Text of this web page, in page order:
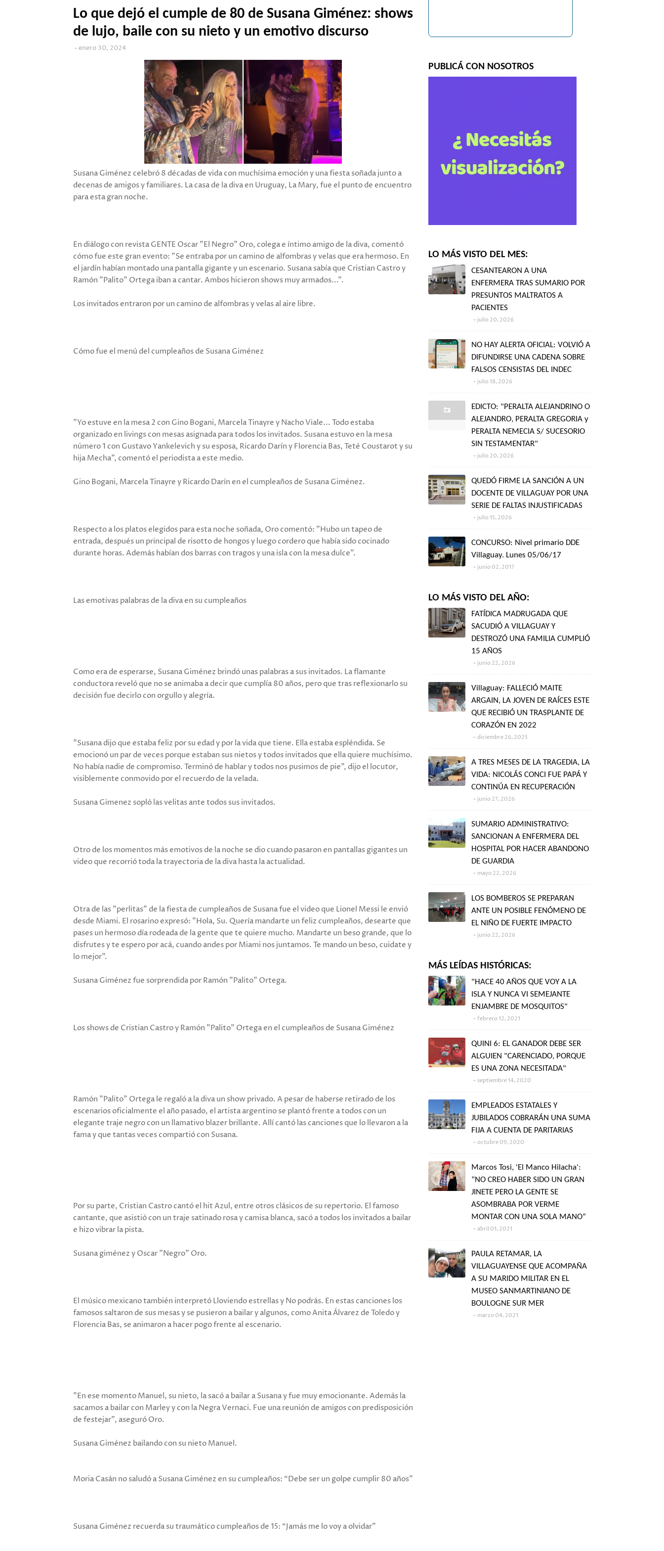
Lo que dejó el cumple de 80 de Susana Giménez: shows
de lujo, baile con su nieto y un emotivo discurso
enero 30, 2024
Susana Giménez celebró 8 décadas de vida con muchísima emoción y una fiesta soñada junto a
decenas de amigos y familiares. La casa de la diva en Uruguay, La Mary, fue el punto de encuentro
para esta gran noche.
En diálogo con revista GENTE Oscar "El Negro" Oro, colega e íntimo amigo de la diva, comentó
cómo fue este gran evento: "Se entraba por un camino de alfombras y velas que era hermoso. En
el jardín habían montado una pantalla gigante y un escenario. Susana sabía que Cristian Castro y
Ramón "Palito" Ortega iban a cantar. Ambos hicieron shows muy armados...".
Los invitados entraron por un camino de alfombras y velas al aire libre.
Cómo fue el menú del cumpleaños de Susana Giménez
"Yo estuve en la mesa 2 con Gino Bogani, Marcela Tinayre y Nacho Viale... Todo estaba
organizado en livings con mesas asignada para todos los invitados. Susana estuvo en la mesa
número 1 con Gustavo Yankelevich y su esposa, Ricardo Darín y Florencia Bas, Teté Coustarot y su
hija Mecha", comentó el periodista a este medio.
Gino Bogani, Marcela Tinayre y Ricardo Darín en el cumpleaños de Susana Giménez.
Respecto a los platos elegidos para esta noche soñada, Oro comentó: "Hubo un tapeo de
entrada, después un principal de risotto de hongos y luego cordero que había sido cocinado
durante horas. Además habían dos barras con tragos y una isla con la mesa dulce".
Las emotivas palabras de la diva en su cumpleaños
Como era de esperarse, Susana Giménez brindó unas palabras a sus invitados. La flamante
conductora reveló que no se animaba a decir que cumplía 80 años, pero que tras reflexionarlo su
decisión fue decirlo con orgullo y alegría.
"Susana dijo que estaba feliz por su edad y por la vida que tiene. Ella estaba espléndida. Se
emocionó un par de veces porque estaban sus nietos y todos invitados que ella quiere muchísimo.
No había nadie de compromiso. Terminó de hablar y todos nos pusimos de pie", dijo el locutor,
visiblemente conmovido por el recuerdo de la velada.
Susana Gimenez sopló las velitas ante todos sus invitados.
Otro de los momentos más emotivos de la noche se dio cuando pasaron en pantallas gigantes un
video que recorrió toda la trayectoria de la diva hasta la actualidad.
Otra de las "perlitas" de la fiesta de cumpleaños de Susana fue el video que Lionel Messi le envió
desde Miami. El rosarino expresó: "Hola, Su. Quería mandarte un feliz cumpleaños, desearte que
pases un hermoso día rodeada de la gente que te quiere mucho. Mandarte un beso grande, que lo
disfrutes y te espero por acá, cuando andes por Miami nos juntamos. Te mando un beso, cuidate y
lo mejor”.
Susana Giménez fue sorprendida por Ramón "Palito" Ortega.
Los shows de Cristian Castro y Ramón "Palito" Ortega en el cumpleaños de Susana Giménez
Ramón "Palito" Ortega le regaló a la diva un show privado. A pesar de haberse retirado de los
escenarios oficialmente el año pasado, el artista argentino se plantó frente a todos con un
elegante traje negro con un llamativo blazer brillante. Allí cantó las canciones que lo llevaron a la
fama y que tantas veces compartió con Susana.
Por su parte, Cristian Castro cantó el hit Azul, entre otros clásicos de su repertorio. El famoso
cantante, que asistió con un traje satinado rosa y camisa blanca, sacó a todos los invitados a bailar
e hizo vibrar la pista.
Susana giménez y Oscar "Negro" Oro.
El músico mexicano también interpretó Lloviendo estrellas y No podrás. En estas canciones los
famosos saltaron de sus mesas y se pusieron a bailar y algunos, como Anita Álvarez de Toledo y
Florencia Bas, se animaron a hacer pogo frente al escenario.
"En ese momento Manuel, su nieto, la sacó a bailar a Susana y fue muy emocionante. Además la
sacamos a bailar con Marley y con la Negra Vernaci. Fue una reunión de amigos con predisposición
de festejar", aseguró Oro.
Susana Giménez bailando con su nieto Manuel.
Moria Casán no saludó a Susana Giménez en su cumpleaños: “Debe ser un golpe cumplir 80 años”
Susana Giménez recuerda su traumático cumpleaños de 15: “Jamás me lo voy a olvidar”
PUBLICÁ CON NOSOTROS
LO MÁS VISTO DEL MES:
CESANTEARON A UNA
ENFERMERA TRAS SUMARIO POR
PRESUNTOS MALTRATOS A
PACIENTES
julio 20, 2026
NO HAY ALERTA OFICIAL: VOLVIÓ A
DIFUNDIRSE UNA CADENA SOBRE
FALSOS CENSISTAS DEL INDEC
julio 18, 2026
EDICTO: "PERALTA ALEJANDRINO O
ALEJANDRO, PERALTA GREGORIA y
PERALTA NEMECIA S/ SUCESORIO
SIN TESTAMENTAR"
julio 20, 2026
QUEDÓ FIRME LA SANCIÓN A UN
DOCENTE DE VILLAGUAY POR UNA
SERIE DE FALTAS INJUSTIFICADAS
julio 15, 2026
CONCURSO: Nivel primario DDE
Villaguay. Lunes 05/06/17
junio 02, 2017
LO MÁS VISTO DEL AÑO:
FATÍDICA MADRUGADA QUE
SACUDIÓ A VILLAGUAY Y
DESTROZÓ UNA FAMILIA CUMPLIÓ
15 AÑOS
junio 22, 2026
Villaguay: FALLECIÓ MAITE
ARGAIN, LA JOVEN DE RAÍCES ESTE
QUE RECIBIÓ UN TRASPLANTE DE
CORAZÓN EN 2022
diciembre 26, 2025
A TRES MESES DE LA TRAGEDIA, LA
VIDA: NICOLÁS CONCI FUE PAPÁ Y
CONTINÚA EN RECUPERACIÓN
junio 27, 2026
SUMARIO ADMINISTRATIVO:
SANCIONAN A ENFERMERA DEL
HOSPITAL POR HACER ABANDONO
DE GUARDIA
mayo 22, 2026
LOS BOMBEROS SE PREPARAN
ANTE UN POSIBLE FENÓMENO DE
EL NIÑO DE FUERTE IMPACTO
junio 22, 2026
MÁS LEÍDAS HISTÓRICAS:
"HACE 40 AÑOS QUE VOY A LA
ISLA Y NUNCA VI SEMEJANTE
ENJAMBRE DE MOSQUITOS"
febrero 12, 2021
QUINI 6: EL GANADOR DEBE SER
ALGUIEN "CARENCIADO, PORQUE
ES UNA ZONA NECESITADA"
septiembre 14, 2020
EMPLEADOS ESTATALES Y
JUBILADOS COBRARÁN UNA SUMA
FIJA A CUENTA DE PARITARIAS
octubre 09, 2020
Marcos Tosi, 'El Manco Hilacha':
“NO CREO HABER SIDO UN GRAN
JINETE PERO LA GENTE SE
ASOMBRABA POR VERME
MONTAR CON UNA SOLA MANO”
abril 01, 2021
PAULA RETAMAR, LA
VILLAGUAYENSE QUE ACOMPAÑA
A SU MARIDO MILITAR EN EL
MUSEO SANMARTINIANO DE
BOULOGNE SUR MER
marzo 04, 2021